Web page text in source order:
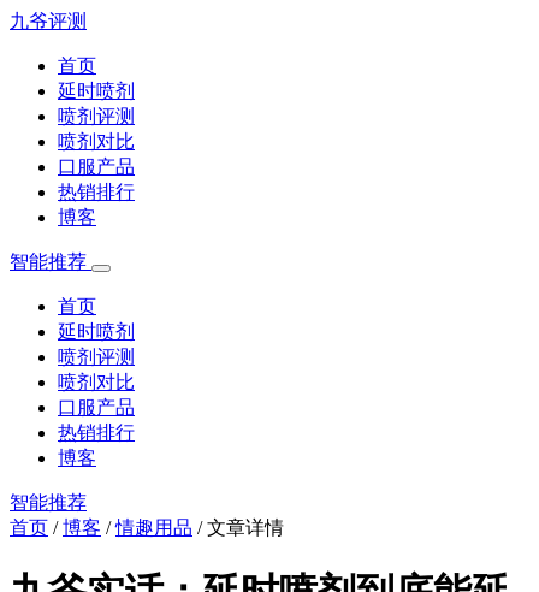
九爷评测
首页
延时喷剂
喷剂评测
喷剂对比
口服产品
热销排行
博客
智能推荐
首页
延时喷剂
喷剂评测
喷剂对比
口服产品
热销排行
博客
智能推荐
首页 /博客 /情趣用品 /文章详情